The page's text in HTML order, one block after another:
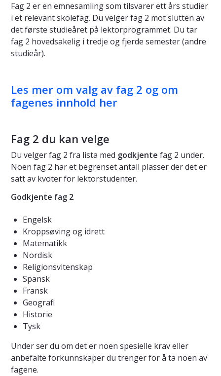
Fag 2 er en emnesamling som tilsvarer ett års studier
i et relevant skolefag. Du velger fag 2 mot slutten av
det første studieåret på lektorprogrammet. Du tar
fag 2 hovedsakelig i tredje og fjerde semester (andre
studieår).
Les mer om valg av fag 2 og om
fagenes innhold her
Fag 2 du kan velge
Du velger fag 2 fra lista med godkjente fag 2 under.
Noen fag 2 har et begrenset antall plasser der det er
satt av kvoter for lektorstudenter.
Godkjente fag 2
Engelsk
Kroppsøving og idrett
Matematikk
Nordisk
Religionsvitenskap
Spansk
Fransk
Geografi
Historie
Tysk
Under ser du om det er noen spesielle krav eller
anbefalte forkunnskaper du trenger for å ta noen av
fagene.